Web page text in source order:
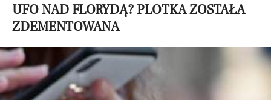
UFO NAD FLORYDĄ? PLOTKA ZOSTAŁA
ZDEMENTOWANA